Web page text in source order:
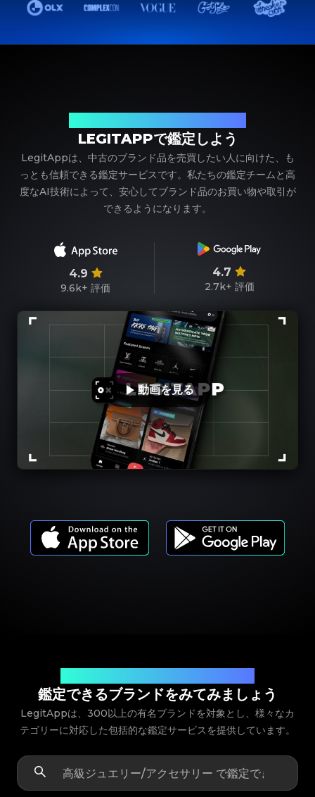
LEGITAPPで鑑定しよう
LegitAppは、中古のブランド品を売買したい人に向けた、も
っとも信頼できる鑑定サービスです。私たちの鑑定チームと高
度なAI技術によって、安心してブランド品のお買い物や取引が
できるようになります。
4.9
9.6k+ 評価
4.7
2.7k+ 評価
動画を見る
鑑定できるブランドをみてみましょう
LegitAppは、300以上の有名ブランドを対象とし、様々なカ
テゴリーに対応した包括的な鑑定サービスを提供しています。